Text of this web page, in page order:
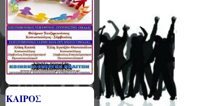
ΚΑΙΡΟΣ